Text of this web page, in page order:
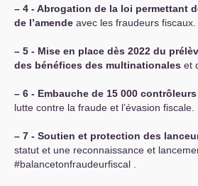
– 4 - Abrogation de la loi permettant
de l’amende avec les fraudeurs fiscaux.
– 5 - Mise en place dès 2022 du
des bénéfices des multinationales et
– 6 - Embauche de 15 000
lutte contre la fraude et l’évasion fiscale.
– 7 - Soutien et protection des
statut et une reconnaissance et
#balancetonfraudeurfiscal .